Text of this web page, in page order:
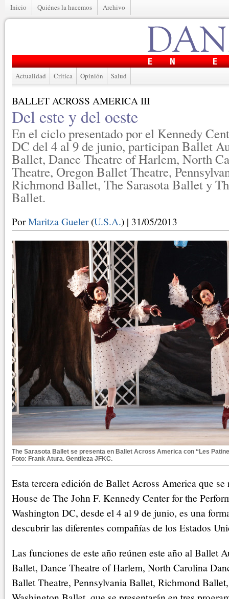
Inicio Quiénes la hacemos Archivo
Actualidad Crítica Opinión Salud
BALLET ACROSS AMERICA III
Del este y del oeste
En el ciclo presentado por el Kennedy
DC del 4 al 9 de junio, participan Ballet
Ballet, Dance Theatre of Harlem, North
Theatre, Oregon Ballet Theatre,
Richmond Ballet, The Sarasota Ballet y
Ballet.
PorMaritza Gueler(U.S.A.) | 31/05/2013
The Sarasota Ballet se presenta en Ballet Across America con “Les
Foto: Frank Atura. Gentileza JFKC.
Esta tercera edición de Ballet Across America que se
House de The John F. Kennedy Center for the
Washington DC, desde el 4 al 9 de junio, es una
descubrir las diferentes compañías de los Estados
Las funciones de este año reúnen este año al Ballet
Ballet, Dance Theatre of Harlem, North Carolina
Ballet Theatre, Pennsylvania Ballet, Richmond